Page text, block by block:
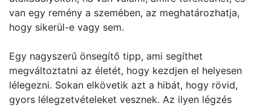
van egy remény a szemében, az meghatározhatja,
hogy sikerül-e vagy sem.
Egy nagyszerű önsegítő tipp, ami segíthet
megváltoztatni az életét, hogy kezdjen el helyesen
lélegezni. Sokan elkövetik azt a hibát, hogy rövid,
gyors lélegzetvételeket vesznek. Az ilyen légzés